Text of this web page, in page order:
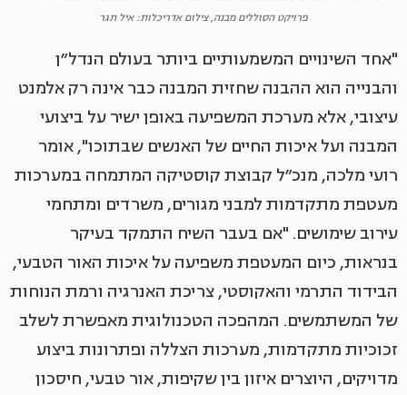
פרויקט הסוללים מבנה, צילום אדריכלות: איל תגר
"אחד השינויים המשמעותיים ביותר בעולם הנדל״ן
והבנייה הוא ההבנה שחזית המבנה כבר אינה רק אלמנט
עיצובי, אלא מערכת המשפיעה באופן ישיר על ביצועי
המבנה ועל איכות החיים של האנשים שבתוכו", אומר
רועי מלכה, מנכ״ל קבוצת קוסטיקה המתמחה במערכות
מעטפת מתקדמות למבני מגורים, משרדים ומתחמי
עירוב שימושים. "אם בעבר השיח התמקד בעיקר
בנראות, כיום המעטפת משפיעה על איכות האור הטבעי,
הבידוד התרמי והאקוסטי, צריכת האנרגיה ורמת הנוחות
של המשתמשים. המהפכה הטכנולוגית מאפשרת לשלב
זכוכיות מתקדמות, מערכות הצללה ופתרונות ביצוע
מדויקים, היוצרים איזון בין שקיפות, אור טבעי, חיסכון